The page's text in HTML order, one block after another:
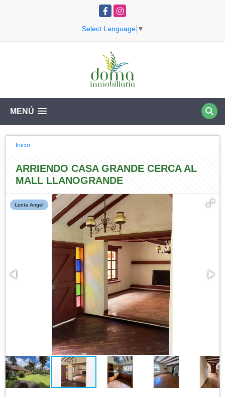
FacebookInstagram
Select Language ▼
MENÚ
Inicio
ARRIENDO CASA GRANDE CERCA AL
MALL LLANOGRANDE
Lucia Angel